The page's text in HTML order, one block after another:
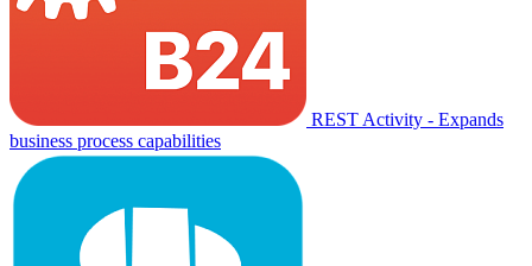
REST Activity - Expands
business process capabilities